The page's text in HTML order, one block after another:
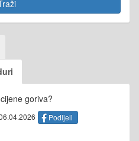
goriva?
Podijeli